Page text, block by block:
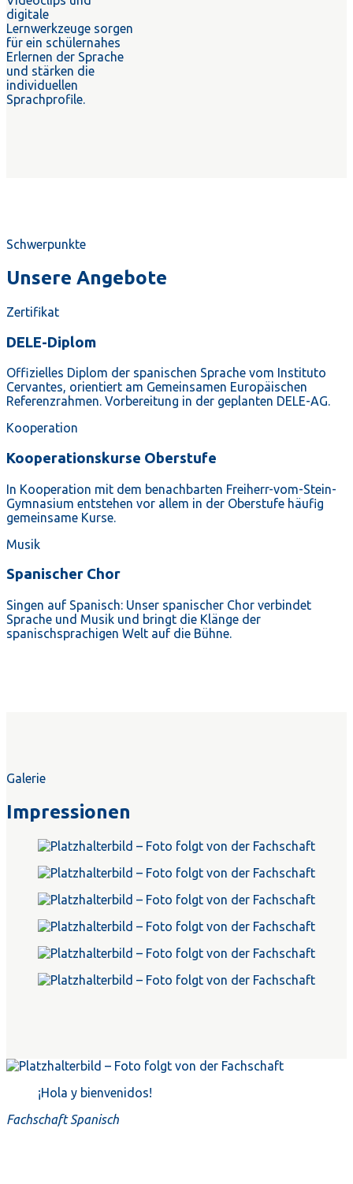
digitale
Lernwerkzeuge sorgen
für ein schülernahes
Erlernen der Sprache
und stärken die
individuellen
Sprachprofile.
Schwerpunkte
Unsere Angebote
Zertifikat
DELE-Diplom
Offizielles Diplom der spanischen Sprache vom Instituto
Cervantes, orientiert am Gemeinsamen Europäischen
Referenzrahmen. Vorbereitung in der geplanten DELE-AG.
Kooperation
Kooperationskurse Oberstufe
In Kooperation mit dem benachbarten Freiherr-vom-Stein-
Gymnasium entstehen vor allem in der Oberstufe häufig
gemeinsame Kurse.
Musik
Spanischer Chor
Singen auf Spanisch: Unser spanischer Chor verbindet
Sprache und Musik und bringt die Klänge der
spanischsprachigen Welt auf die Bühne.
Galerie
Impressionen
¡Hola y bienvenidos!
Fachschaft Spanisch